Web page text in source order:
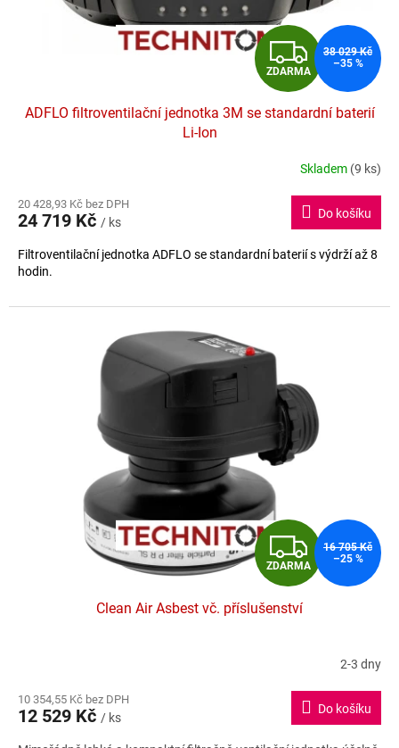
Z
D
A
R
M
A
ZDARMA
38 029 Kč
–35 %
ADFLO filtroventilační jednotka 3M se standardní baterií
Li-Ion
produktu
je
z
5
Skladem (9 ks)
20 428,93 Kč bez DPH
24 719 Kč / ks
Do košíku
Filtroventilační jednotka ADFLO se standardní baterií s výdrží až 8
hodin.
Z
D
M
A
ZDARMA
16 705 Kč
–25 %
Clean Air Asbest vč. příslušenství
produktu
je
2-3 dny
10 354,55 Kč bez DPH
12 529 Kč / ks
Do košíku